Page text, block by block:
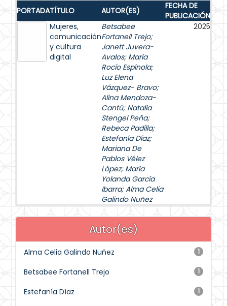
PORTADATÍTULO AUTOR(ES)
FECHA DE
PUBLICACIÓN
Mujeres,
comunicación
y cultura
digital
Betsabee
Fortanell Trejo;
Janett Juvera-
Avalos; María
Rocío Espínola;
Luz Elena
Vázquez- Bravo;
Alina Mendoza-
Cantú; Natalia
Stengel Peña;
Rebeca Padilla;
Estefanía Díaz;
Mariana De
Pablos Vélez
López; María
Yolanda García
Ibarra;Alma Celia
Galindo Nuñez
2025
Autor(es)
1
Alma Celia Galindo Nuñez
1
Betsabee Fortanell Trejo
1
Estefanía Díaz